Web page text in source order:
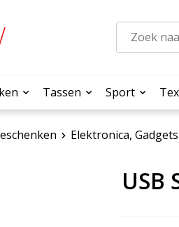
Tassen Sport
Elektronica,
USB